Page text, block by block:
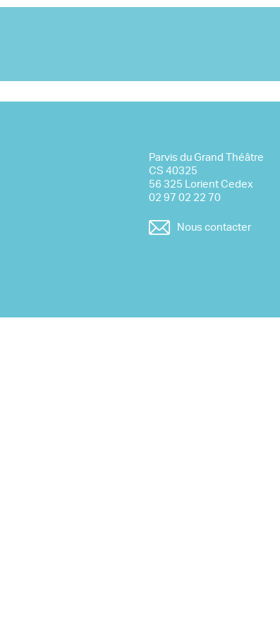
Nous rejoindre
Parvis du Grand Théâtre
CS 40325
56 325 Lorient Cedex
02 97 02 22 70
Nous contacter